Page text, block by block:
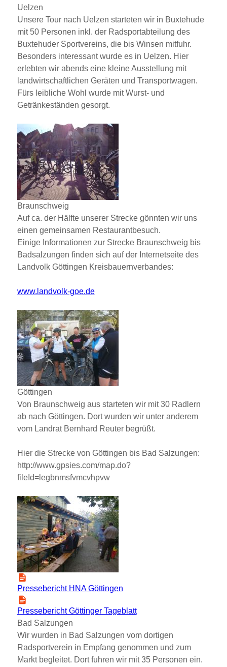
Uelzen
Unsere Tour nach Uelzen starteten wir in Buxtehude
mit 50 Personen inkl. der Radsportabteilung des
Buxtehuder Sportvereins, die bis Winsen mitfuhr.
Besonders interessant wurde es in Uelzen. Hier
erlebten wir abends eine kleine Ausstellung mit
landwirtschaftlichen Geräten und Transportwagen.
Fürs leibliche Wohl wurde mit Wurst- und
Getränkeständen gesorgt.
Braunschweig
Auf ca. der Hälfte unserer Strecke gönnten wir uns
einen gemeinsamen Restaurantbesuch.
Einige Informationen zur Strecke Braunschweig bis
Badsalzungen finden sich auf der Internetseite des
Landvolk Göttingen Kreisbauernverbandes:
www.landvolk-goe.de
Göttingen
Von Braunschweig aus starteten wir mit 30 Radlern
ab nach Göttingen. Dort wurden wir unter anderem
vom Landrat Bernhard Reuter begrüßt.
Hier die Strecke von Göttingen bis Bad Salzungen:
http://www.gpsies.com/map.do?
fileId=legbnmsfvmcvhpvw
Pressebericht HNA Göttingen
Pressebericht Göttinger Tageblatt
Bad Salzungen
Wir wurden in Bad Salzungen vom dortigen
Radsportverein in Empfang genommen und zum
Markt begleitet. Dort fuhren wir mit 35 Personen ein.